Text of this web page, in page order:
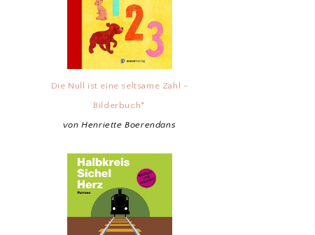
Die Null ist eine seltsame Zahl -
Bilderbuch*
von Henriette Boerendans